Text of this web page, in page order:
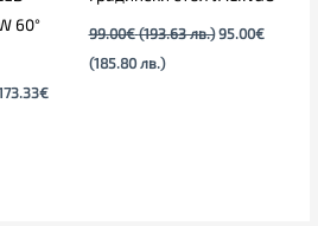
60°
€
99.00€ (193.63 лв.) 95.00€
(185.80 лв.)